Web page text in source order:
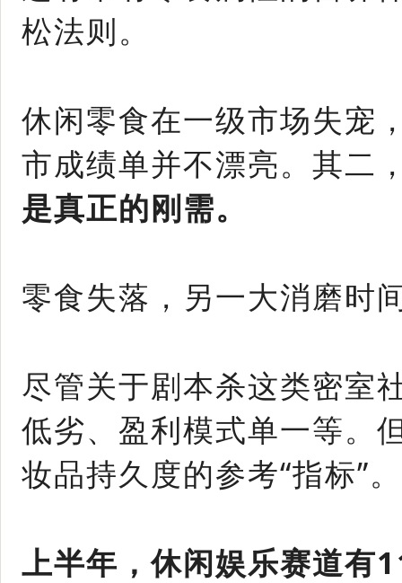
松法则。
休闲零食在一级市场失宠
市成绩单并不漂亮。其二
是真正的刚需。
零食失落，另一大消磨时
尽管关于剧本杀这类密室
低劣、盈利模式单一等。
妆品持久度的参考“指标”。
上半年，休闲娱乐赛道有